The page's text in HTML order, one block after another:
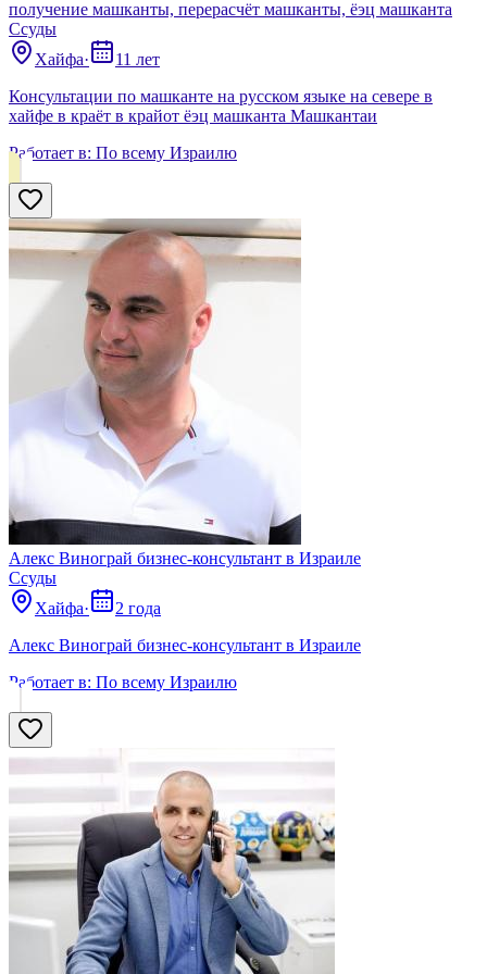
получение машканты, перерасчёт машканты, ёэц машканта
Ссуды
Хайфа·
11 лет
Консультации по машканте на русском языке на севере в
хайфе в краёт в крайот ёэц машканта Машкантаи
Работает в: По всему Израилю
Алекс Винограй бизнес-консультант в Израиле
Ссуды
Хайфа·
2 года
Алекс Винограй бизнес-консультант в Израиле
Работает в: По всему Израилю